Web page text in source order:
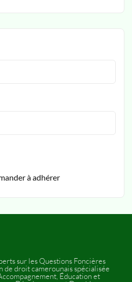
à adhérer
sur les Questions Foncières
de droit camerounais spécialisée
Éducation et